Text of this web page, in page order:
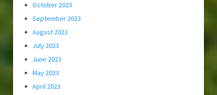
October 2023
September 2023
August 2023
July 2023
June 2023
May 2023
April 2023